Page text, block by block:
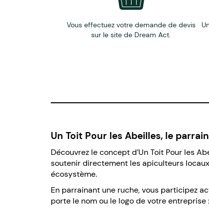
Vous effectuez votre demande de devis
sur le site de Dream Act.
Un Toit Pour les Abeilles, le
Découvrez le concept d’Un Toit Pour les
soutenir directement les apiculteurs
écosystème.
En parrainant une ruche, vous participez
porte le nom ou le logo de votre